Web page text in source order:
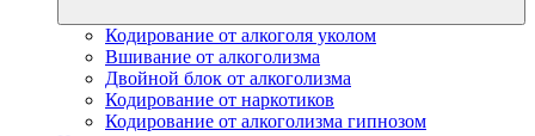
Кодирование от алкоголя уколом
Вшивание от алкоголизма
Двойной блок от алкоголизма
Кодирование от наркотиков
Кодирование от алкоголизма гипнозом